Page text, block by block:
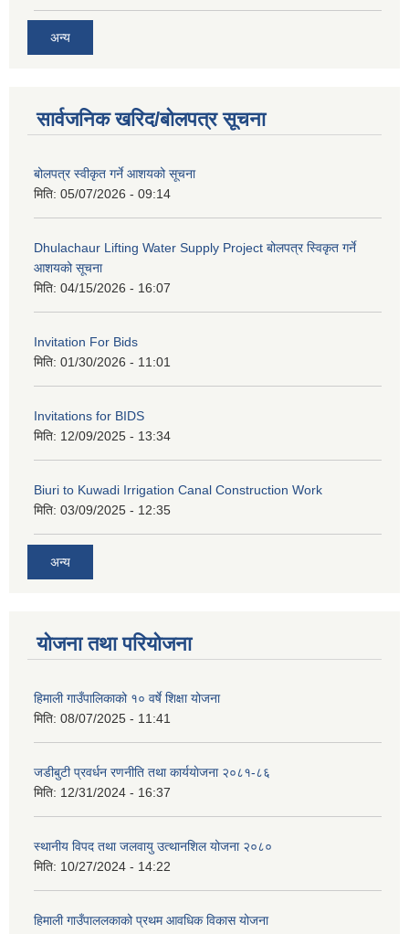
अन्य
सार्वजनिक खरिद/बोलपत्र सूचना
बोलपत्र स्वीकृत गर्ने आशयको सूचना
मिति: 05/07/2026 - 09:14
Dhulachaur Lifting Water Supply Project बोलपत्र स्विकृत गर्ने
आशयको सूचना
मिति: 04/15/2026 - 16:07
Invitation For Bids
मिति: 01/30/2026 - 11:01
Invitations for BIDS
मिति: 12/09/2025 - 13:34
Biuri to Kuwadi Irrigation Canal Construction Work
मिति: 03/09/2025 - 12:35
अन्य
योजना तथा परियोजना
हिमाली गाउँपालिकाको १० वर्षे शिक्षा योजना
मिति: 08/07/2025 - 11:41
जडीबुटी प्रवर्धन रणनीति तथा कार्ययाेजना २०८१-८६
मिति: 12/31/2024 - 16:37
स्थानीय विपद तथा जलवायु उत्थानशिल योजना २०८०
मिति: 10/27/2024 - 14:22
हिमाली गाउँपाललकाको प्रथम आवधिक विकास योजना